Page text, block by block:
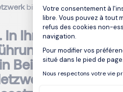
Votre consentement à
libre. Vous pouvez à tout
refus des cookies non-
navigation.
Pour modifier vos
situé dans le pied de page.
Nous respectons votre vie
bietet.
In Ihrer Karriere
Beispiel